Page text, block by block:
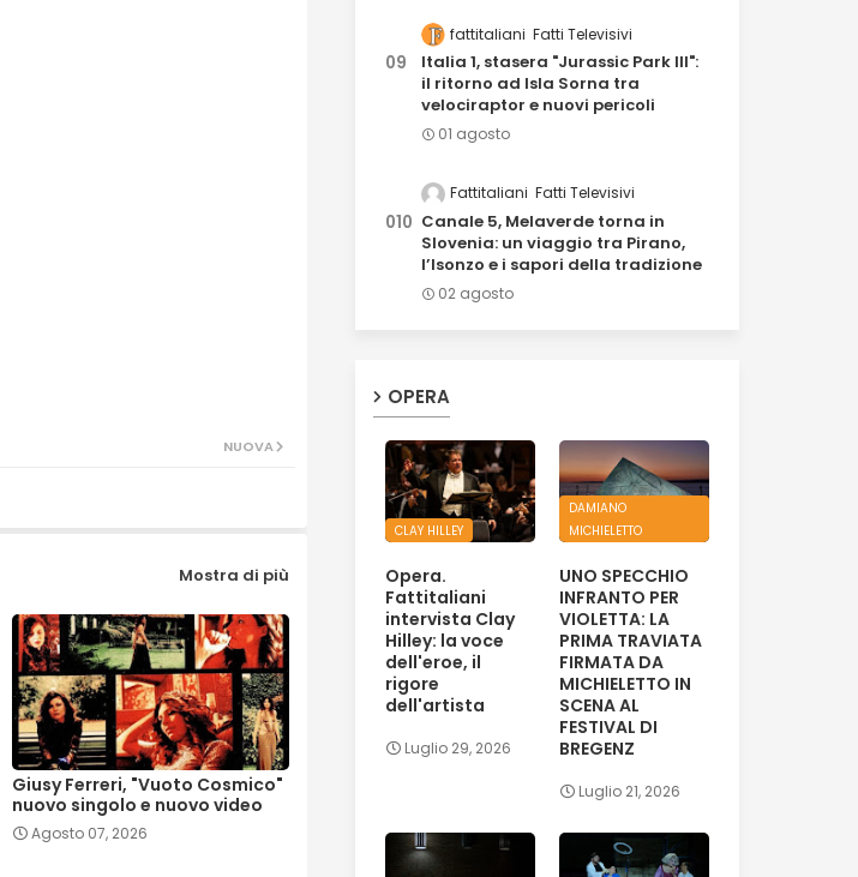
NUOVA
Mostra di più
Giusy Ferreri, "Vuoto Cosmico"
nuovo singolo e nuovo video
Agosto 07, 2026
fattitaliani Fatti Televisivi
Italia 1, stasera "Jurassic Park III":
il ritorno ad Isla Sorna tra
velociraptor e nuovi pericoli
01 agosto
Fattitaliani Fatti Televisivi
Canale 5, Melaverde torna in
Slovenia: un viaggio tra Pirano,
l’Isonzo e i sapori della tradizione
02 agosto
OPERA
CLAY HILLEY
Opera.
Fattitaliani
intervista Clay
Hilley: la voce
dell'eroe, il
rigore
dell'artista
Luglio 29, 2026
DAMIANO
MICHIELETTO
UNO SPECCHIO
INFRANTO PER
VIOLETTA: LA
PRIMA TRAVIATA
FIRMATA DA
MICHIELETTO IN
SCENA AL
FESTIVAL DI
BREGENZ
Luglio 21, 2026